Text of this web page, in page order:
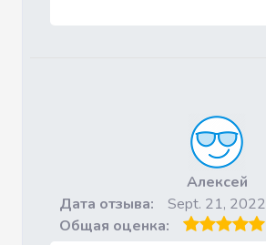
Алексей
Дата отзыва:
Sept. 21, 2022
Общая оценка: